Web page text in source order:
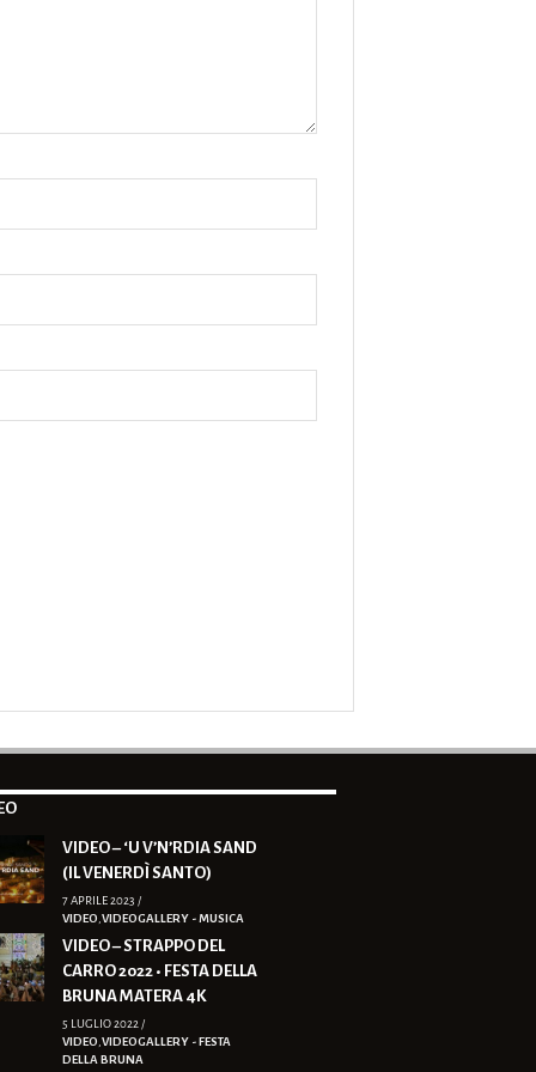
VIDEO – ‘U V’N’RDIA SAND
(IL VENERDÌ SANTO)
7 APRILE 2023 /
VIDEO VIDEOGALLERY - MUSICA
VIDEO – STRAPPO DEL
CARRO 2022 • FESTA DELLA
BRUNA MATERA 4K
5 LUGLIO 2022 /
VIDEO VIDEOGALLERY - FESTA
DELLA BRUNA